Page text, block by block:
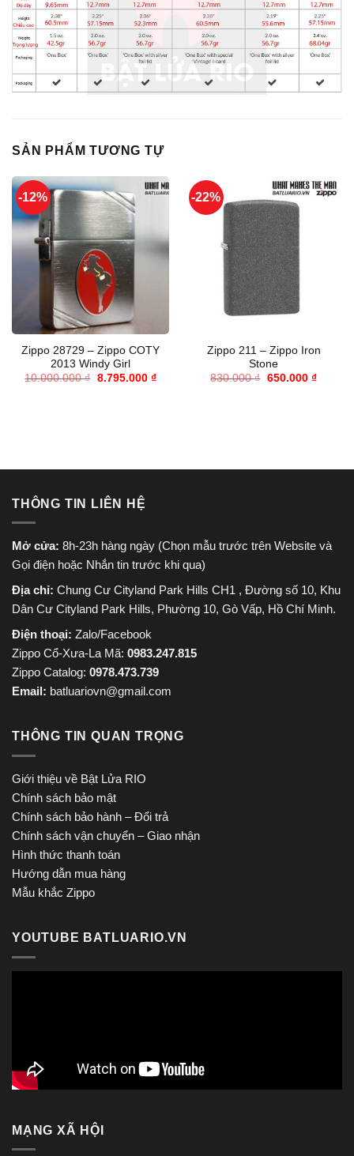
SẢN PHẨM TƯƠNG TỰ
-12%
Zippo 28729 – Zippo COTY
2013 Windy Girl
10.000.000₫ Giá
8.795.000 ₫Giá
-22%
Zippo 211 – Zippo Iron
Stone
830.000₫ Giá
650.000 ₫Giá
THÔNG TIN LIÊN HỆ
Mở cửa: 8h-23h hàng ngày (Chọn mẫu trước trên Website và
Gọi điện hoặc Nhắn tin trước khi qua)
Địa chỉ: Chung Cư Cityland Park Hills CH1 , Đường số 10, Khu
Dân Cư Cityland Park Hills, Phường 10, Gò Vấp, Hồ Chí Minh.
Điện thoại: Zalo/Facebook
Zippo Cổ-Xưa-La Mã: 0983.247.815
Zippo Catalog: 0978.473.739
Email: batluariovn@gmail.com
THÔNG TIN QUAN TRỌNG
Giới thiệu về Bật Lửa RIO
Chính sách bảo mật
Chính sách bảo hành – Đổi trả
Chính sách vận chuyển – Giao nhận
Hình thức thanh toán
Hướng dẫn mua hàng
Mẫu khắc Zippo
YOUTUBE BATLUARIO.VN
MẠNG XÃ HỘI